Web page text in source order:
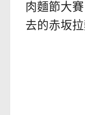
肉麵節大
去的赤坂